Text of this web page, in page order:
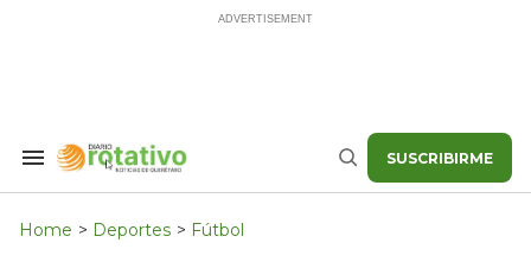
Search
Navigation
Buscar SUSCRIBIRME
Home > Deportes > Fútbol